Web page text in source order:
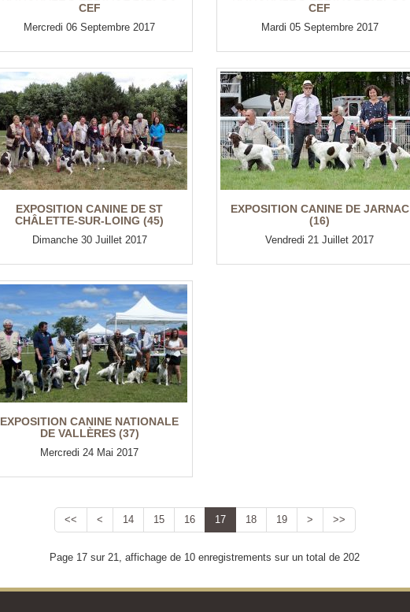
CEF
Mercredi 06 Septembre 2017
CEF
Mardi 05 Septembre 2017
EXPOSITION CANINE DE ST
CHÂLETTE-SUR-LOING (45)
Dimanche 30 Juillet 2017
EXPOSITION CANINE DE JARNAC
(16)
Vendredi 21 Juillet 2017
EXPOSITION CANINE NATIONALE
DE VALLÈRES (37)
Mercredi 24 Mai 2017
<< < 14 15 16 17 18 19 > >>
Page 17 sur 21, affichage de 10 enregistrements sur un total de 202